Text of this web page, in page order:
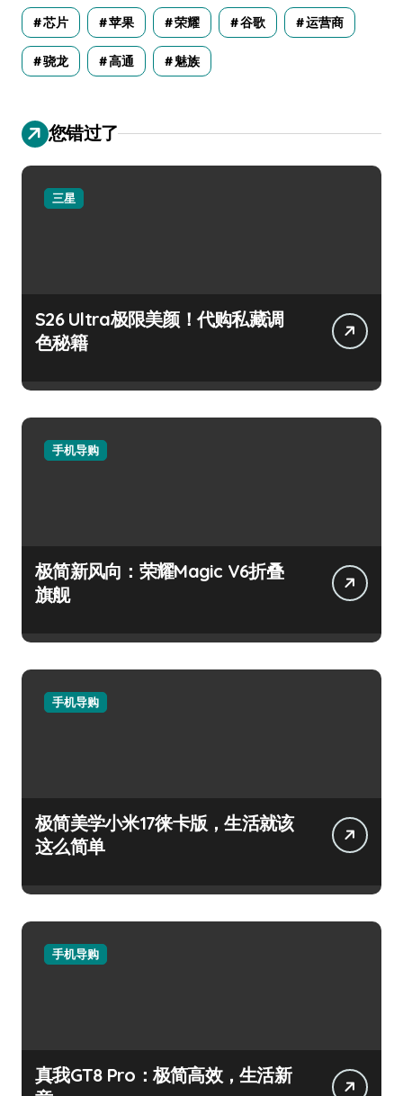
芯片 苹果 荣耀 谷歌 运营商
骁龙 高通 魅族
您错过了
三星
S26 Ultra极限美颜！代购私藏调
色秘籍
手机导购
极简新风向：荣耀Magic V6折叠
旗舰
手机导购
极简美学小米17徕卡版，生活就该
这么简单
手机导购
真我GT8 Pro：极简高效，生活新